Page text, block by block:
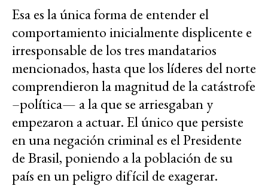
Esa es la única forma de entender el
comportamiento inicialmente displicente e
irresponsable de los tres mandatarios
mencionados, hasta que los líderes del norte
comprendieron la magnitud de la catástrofe
–política— a la que se arriesgaban y
empezaron a actuar. El único que persiste
en una negación criminal es el Presidente
de Brasil, poniendo a la población de su
país en un peligro difícil de exagerar.